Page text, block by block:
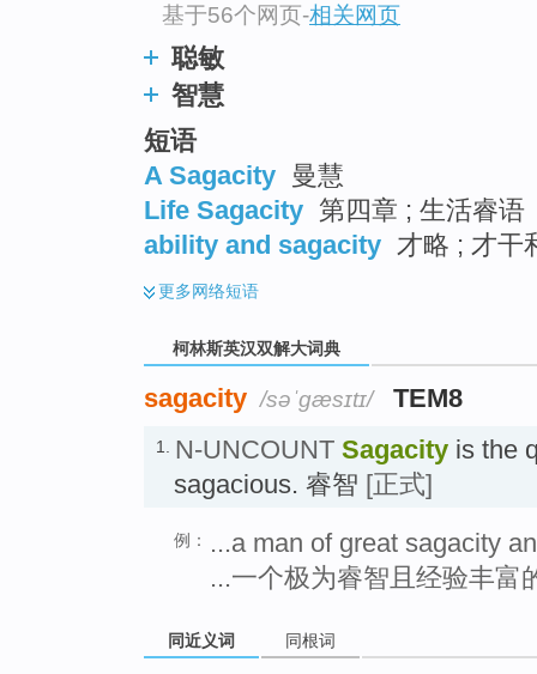
基于56个网页-相关网页
聪敏
智慧
短语
A Sagacity 曼慧
Life Sagacity 第四章 ; 生活睿语
ability and sagacity 才略 ; 才干
更多网络短语
柯林斯英汉双解大词典
sagacity /səˈɡæsɪtɪ/ TEM8
1. N-UNCOUNT Sagacity is the
sagacious. 睿智 [正式]
例：
...a man of great sagacity
...一个极为睿智且经验丰富
同近义词 同根词